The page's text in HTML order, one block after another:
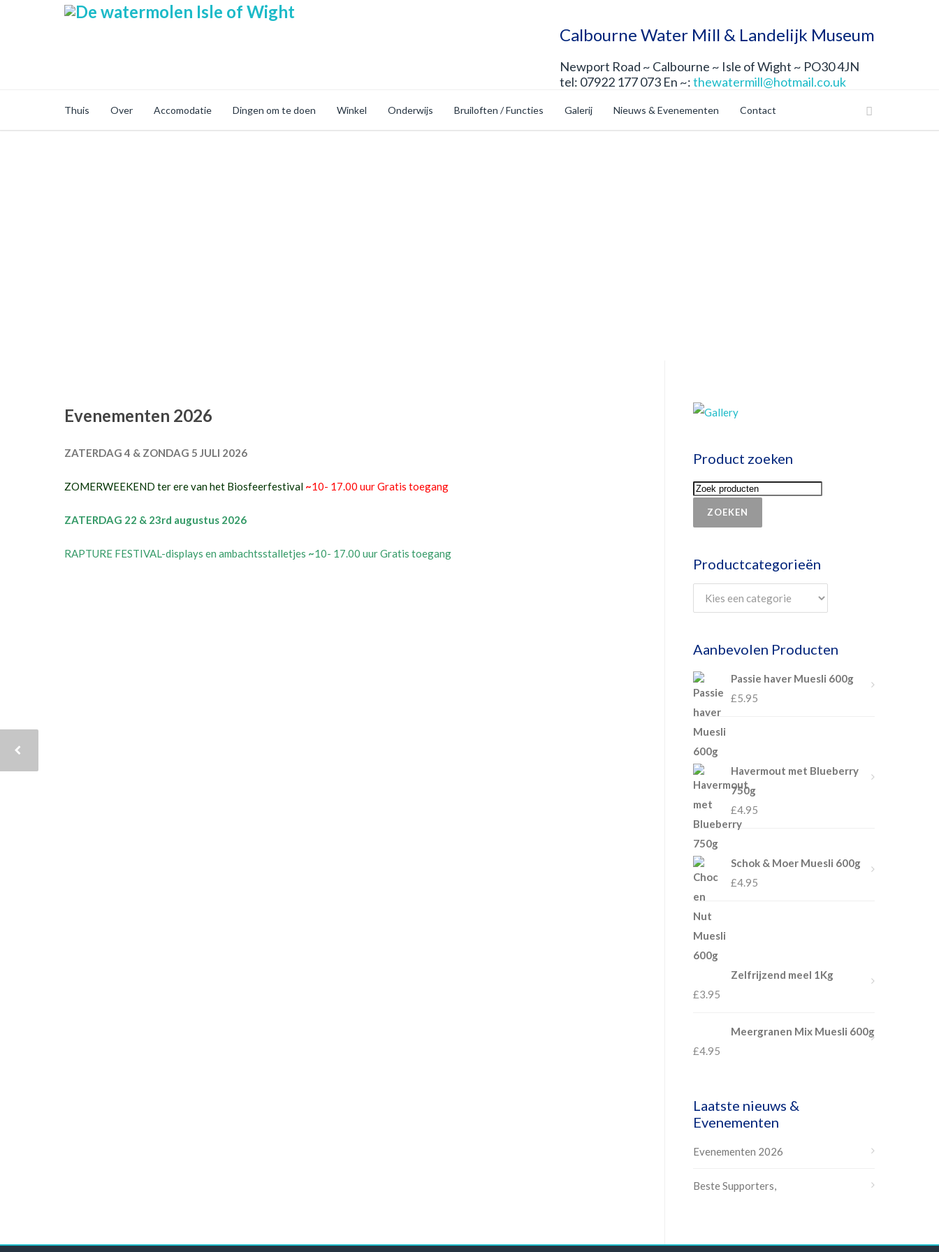
Calbourne Water Mill & Landelijk Museum
Newport Road ~ Calbourne ~ Isle of Wight ~ PO30 4JN
tel: 07922 177 073 En ~:thewatermill@hotmail.co.uk
Thuis Over Accomodatie Dingen om te doen Winkel Onderwijs Bruiloften / Functies Galerij Nieuws & Evenementen Contact
Evenementen 2026
ZATERDAG 4 & ZONDAG 5 JULI 2026
ZOMERWEEKEND ter ere van het Biosfeerfestival ~10- 17.00 uur Gratis toegang
ZATERDAG 22 & 23rd augustus 2026
RAPTURE FESTIVAL-displays en ambachtsstalletjes ~10- 17.00 uur Gratis toegang
Product zoeken
ZOEKEN
Productcategorieën
Aanbevolen Producten
Passie haver Muesli 600g
£5.95
Havermout met Blueberry
750g
£4.95
Schok & Moer Muesli 600g
£4.95
Zelfrijzend meel 1Kg
£3.95
Meergranen Mix Muesli 600g
£4.95
Laatste nieuws &
Evenementen
Evenementen 2026
Beste Supporters,